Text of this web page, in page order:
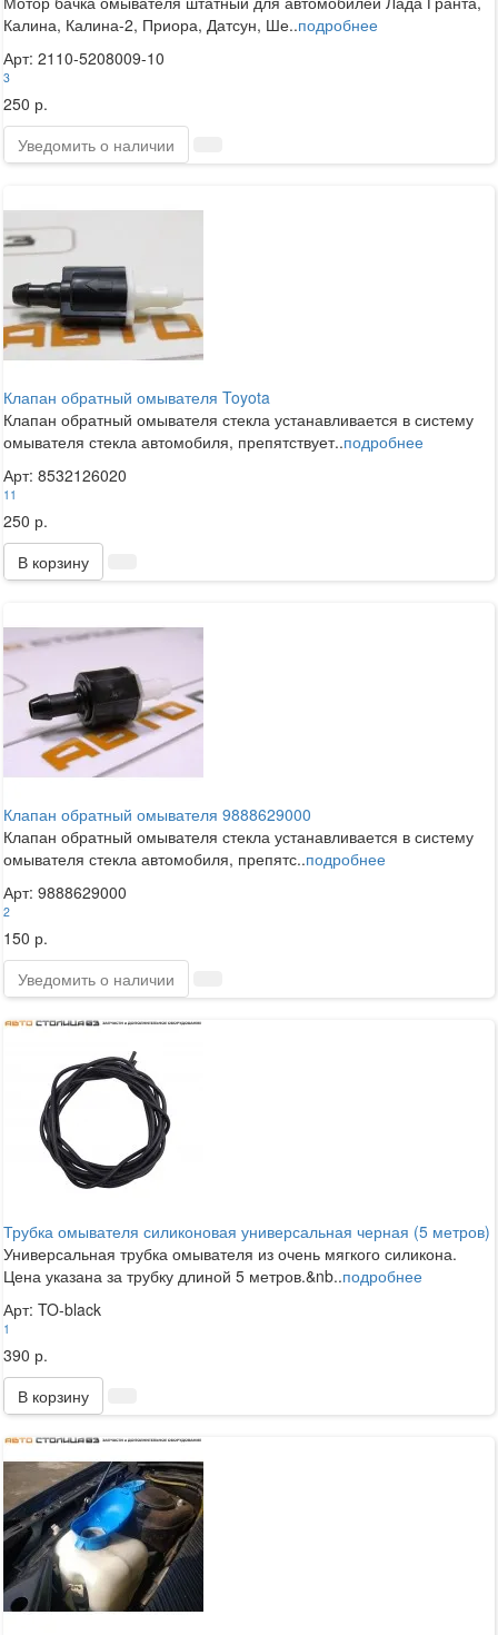
Калина, Калина-2, Приора, Датсун, Ше..подробнее
Арт: 2110-5208009-10
3
250 р.
Уведомить о наличии
Клапан обратный омывателя Toyota
Клапан обратный омывателя стекла устанавливается в систему
омывателя стекла автомобиля, препятствует..подробнее
Арт: 8532126020
11
250 р.
В корзину
Клапан обратный омывателя 9888629000
Клапан обратный омывателя стекла устанавливается в систему
омывателя стекла автомобиля, препятс..подробнее
Арт: 9888629000
2
150 р.
Уведомить о наличии
Трубка омывателя силиконовая универсальная черная (5 метров)
Универсальная трубка омывателя из очень мягкого силикона.
Цена указана за трубку длиной 5 метров.&nb..подробнее
Арт: TO-black
1
390 р.
В корзину